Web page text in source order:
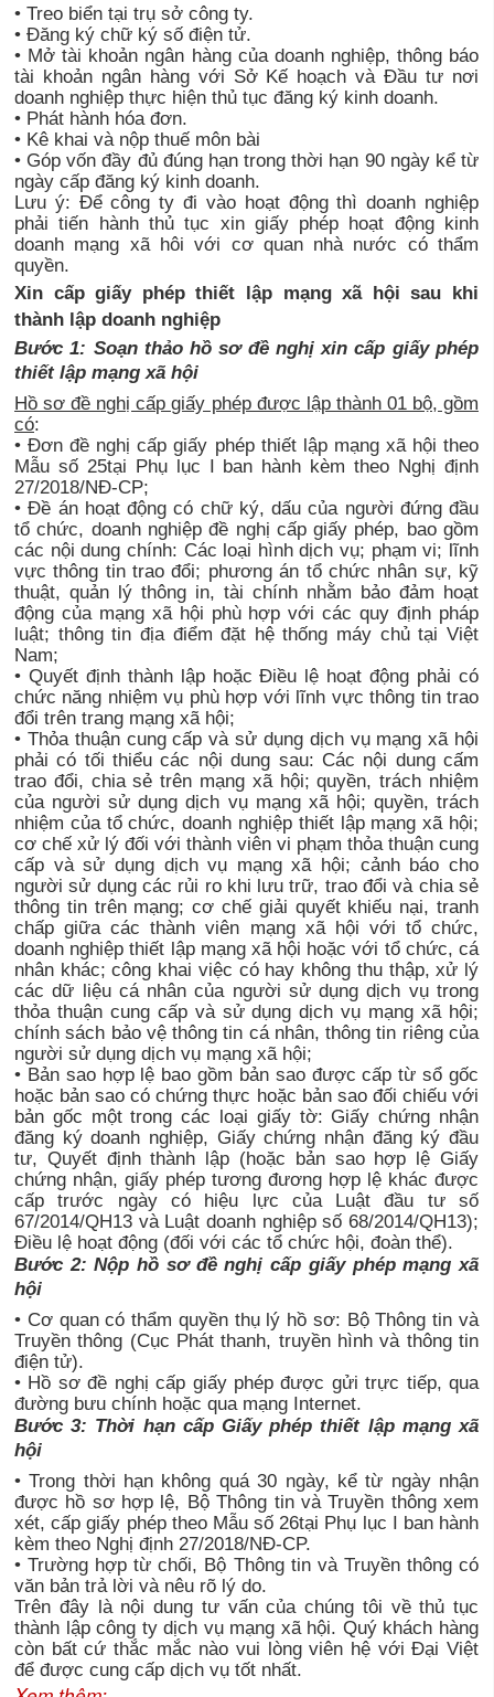
• Treo biển tại trụ sở công ty.
• Đăng ký chữ ký số điện tử.
• Mở tài khoản ngân hàng của doanh nghiệp, thông báo
tài khoản ngân hàng với Sở Kế hoạch và Đầu tư nơi
doanh nghiệp thực hiện thủ tục đăng ký kinh doanh.
• Phát hành hóa đơn.
• Kê khai và nộp thuế môn bài
• Góp vốn đầy đủ đúng hạn trong thời hạn 90 ngày kể từ
ngày cấp đăng ký kinh doanh.
Lưu ý: Để công ty đi vào hoạt động thì doanh nghiệp
phải tiến hành thủ tục xin giấy phép hoạt động kinh
doanh mạng xã hôi với cơ quan nhà nước có thẩm
quyền.
Xin cấp giấy phép thiết lập mạng xã hội sau khi
thành lập doanh nghiệp
Bước 1: Soạn thảo hồ sơ đề nghị xin cấp giấy phép
thiết lập mạng xã hội
Hồ sơ đề nghị cấp giấy phép được lập thành 01 bộ, gồm
có:
• Đơn đề nghị cấp giấy phép thiết lập mạng xã hội theo
Mẫu số 25tại Phụ lục I ban hành kèm theo Nghị định
27/2018/NĐ-CP;
• Đề án hoạt động có chữ ký, dấu của người đứng đầu
tổ chức, doanh nghiệp đề nghị cấp giấy phép, bao gồm
các nội dung chính: Các loại hình dịch vụ; phạm vi; lĩnh
vực thông tin trao đổi; phương án tổ chức nhân sự, kỹ
thuật, quản lý thông in, tài chính nhằm bảo đảm hoạt
động của mạng xã hội phù hợp với các quy định pháp
luật; thông tin địa điểm đặt hệ thống máy chủ tại Việt
Nam;
• Quyết định thành lập hoặc Điều lệ hoạt động phải có
chức năng nhiệm vụ phù hợp với lĩnh vực thông tin trao
đổi trên trang mạng xã hội;
• Thỏa thuận cung cấp và sử dụng dịch vụ mạng xã hội
phải có tối thiểu các nội dung sau: Các nội dung cấm
trao đổi, chia sẻ trên mạng xã hội; quyền, trách nhiệm
của người sử dụng dịch vụ mạng xã hội; quyền, trách
nhiệm của tổ chức, doanh nghiệp thiết lập mạng xã hội;
cơ chế xử lý đối với thành viên vi phạm thỏa thuận cung
cấp và sử dụng dịch vụ mạng xã hội; cảnh báo cho
người sử dụng các rủi ro khi lưu trữ, trao đổi và chia sẻ
thông tin trên mạng; cơ chế giải quyết khiếu nại, tranh
chấp giữa các thành viên mạng xã hội với tổ chức,
doanh nghiệp thiết lập mạng xã hội hoặc với tổ chức, cá
nhân khác; công khai việc có hay không thu thập, xử lý
các dữ liệu cá nhân của người sử dụng dịch vụ trong
thỏa thuận cung cấp và sử dụng dịch vụ mạng xã hội;
chính sách bảo vệ thông tin cá nhân, thông tin riêng của
người sử dụng dịch vụ mạng xã hội;
• Bản sao hợp lệ bao gồm bản sao được cấp từ sổ gốc
hoặc bản sao có chứng thực hoặc bản sao đối chiếu với
bản gốc một trong các loại giấy tờ: Giấy chứng nhận
đăng ký doanh nghiệp, Giấy chứng nhận đăng ký đầu
tư, Quyết định thành lập (hoặc bản sao hợp lệ Giấy
chứng nhận, giấy phép tương đương hợp lệ khác được
cấp trước ngày có hiệu lực của Luật đầu tư số
67/2014/QH13 và Luật doanh nghiệp số 68/2014/QH13);
Điều lệ hoạt động (đối với các tổ chức hội, đoàn thể).
Bước 2: Nộp hồ sơ đề nghị cấp giấy phép mạng xã
hội
• Cơ quan có thẩm quyền thụ lý hồ sơ: Bộ Thông tin và
Truyền thông (Cục Phát thanh, truyền hình và thông tin
điện tử).
• Hồ sơ đề nghị cấp giấy phép được gửi trực tiếp, qua
đường bưu chính hoặc qua mạng Internet.
Bước 3: Thời hạn cấp Giấy phép thiết lập mạng xã
hội
• Trong thời hạn không quá 30 ngày, kể từ ngày nhận
được hồ sơ hợp lệ, Bộ Thông tin và Truyền thông xem
xét, cấp giấy phép theo Mẫu số 26tại Phụ lục I ban hành
kèm theo Nghị định 27/2018/NĐ-CP.
• Trường hợp từ chối, Bộ Thông tin và Truyền thông có
văn bản trả lời và nêu rõ lý do.
Trên đây là nội dung tư vấn của chúng tôi về thủ tục
thành lập công ty dịch vụ mạng xã hội. Quý khách hàng
còn bất cứ thắc mắc nào vui lòng viên hệ với Đại Việt
để được cung cấp dịch vụ tốt nhất.